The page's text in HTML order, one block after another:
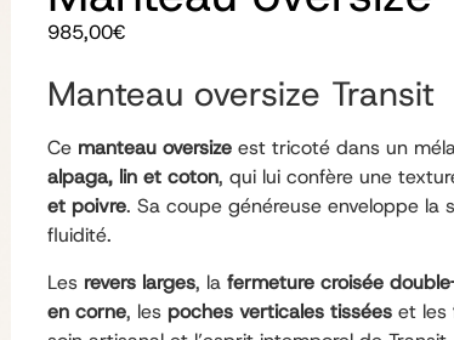
985,00€
Manteau oversize Transit
Ce manteau oversize est tricoté dans un
alpaga, lin et coton, qui lui confère une
et poivre. Sa coupe généreuse enveloppe la
fluidité.
Les revers larges, la fermeture croisée
en corne, les poches verticales tissées et les